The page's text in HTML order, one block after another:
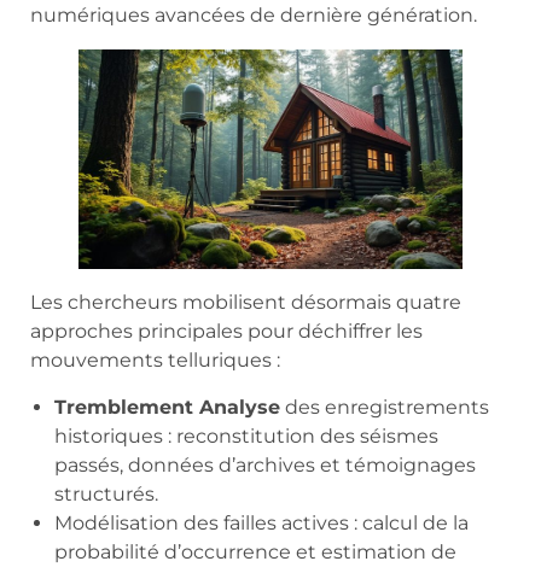
numériques avancées de dernière génération.
Les chercheurs mobilisent désormais quatre
approches principales pour déchiffrer les
mouvements telluriques :
Tremblement Analyse des enregistrements
historiques : reconstitution des séismes
passés, données d’archives et témoignages
structurés.
Modélisation des failles actives : calcul de la
probabilité d’occurrence et estimation de